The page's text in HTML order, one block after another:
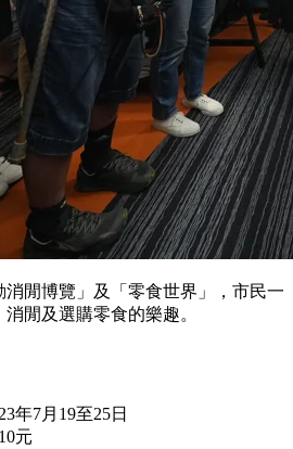
閒博覽」及「零食世界」，市民一
閒及選購零食的樂趣。
年7月 19至25日
元